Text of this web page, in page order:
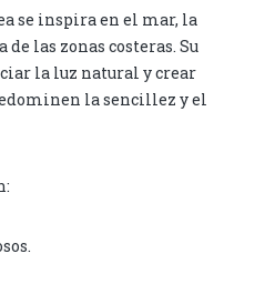
se inspira en el mar, la
las zonas costeras. Su
la luz natural y crear
la sencillez y el